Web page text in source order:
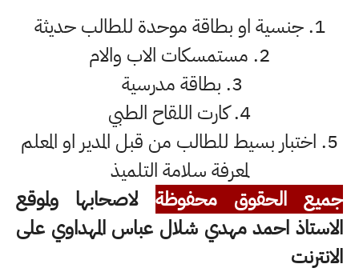
1. جنسية او بطاقة موحدة للطالب حديثة
2. مستمسكات الاب والام
3. بطاقة مدرسية
4. كارت اللقاح الطبي
5. اختبار بسيط للطالب من قبل المدير او المعلم
لمعرفة سلامة التلميذ
جميع الحقوق محفوظة لاصحابها ولموقع
الاستاذ احمد مهدي شلال عباس المهداوي على
الانترنت